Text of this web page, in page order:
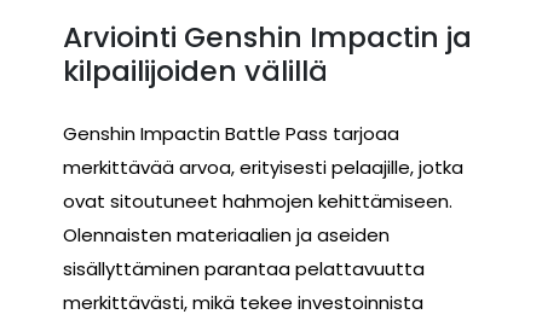
Arviointi Genshin Impactin ja
kilpailijoiden välillä
Genshin Impactin Battle Pass tarjoaa
merkittävää arvoa, erityisesti pelaajille, jotka
ovat sitoutuneet hahmojen kehittämiseen.
Olennaisten materiaalien ja aseiden
sisällyttäminen parantaa pelattavuutta
merkittävästi, mikä tekee investoinnista